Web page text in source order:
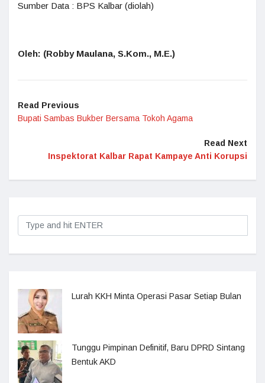
Sumber Data : BPS Kalbar (diolah)
Oleh: (Robby Maulana, S.Kom., M.E.)
Read Previous
Bupati Sambas Bukber Bersama Tokoh Agama
Read Next
Inspektorat Kalbar Rapat Kampaye Anti Korupsi
Lurah KKH Minta Operasi Pasar Setiap Bulan
Tunggu Pimpinan Definitif, Baru DPRD Sintang
Bentuk AKD